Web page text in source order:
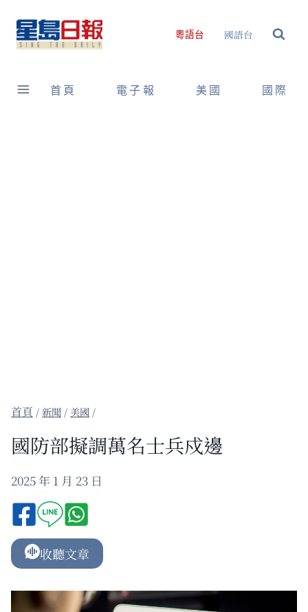
content
粵語台 國語台
首頁 電子報 美國 國際
/新聞 / 美國 /
國防部擬調萬名士兵戍邊
2025 年 1 月 23 日
收聽文章